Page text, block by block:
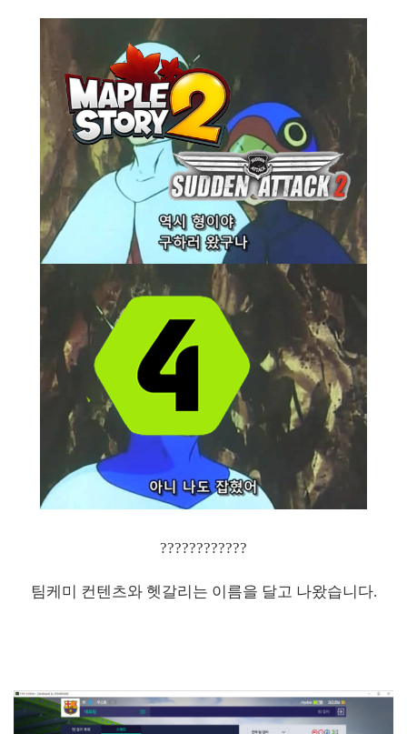
????????????
팀케미 컨텐츠와 헷갈리는 이름을 달고 나왔습니다.